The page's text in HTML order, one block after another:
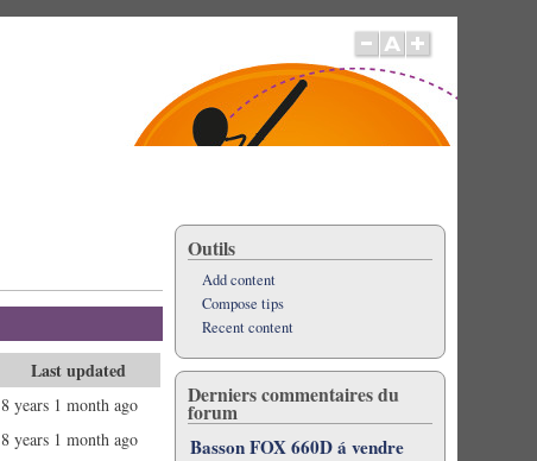
Last updated
8 years 1 month ago
8 years 1 month ago
Outils
Add content
Compose tips
Recent content
Derniers commentaires du
forum
Basson FOX 660D á vendre